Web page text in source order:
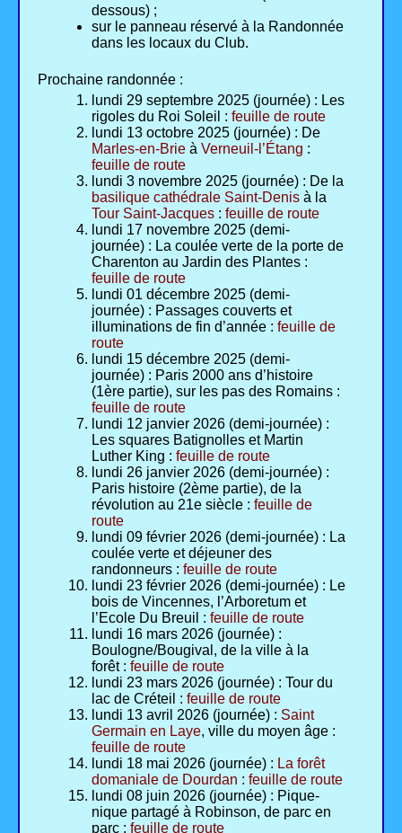
dessous) ;
sur le panneau réservé à la Randonnée
dans les locaux du Club.
Prochaine randonnée :
lundi 29 septembre 2025 (journée) : Les
rigoles du Roi Soleil : feuille de route
lundi 13 octobre 2025 (journée) : De
Marles-en-Brie à Verneuil-l’Étang :
feuille de route
lundi 3 novembre 2025 (journée) : De la
basilique cathédrale Saint-Denis à la
Tour Saint-Jacques : feuille de route
lundi 17 novembre 2025 (demi-
journée) : La coulée verte de la porte de
Charenton au Jardin des Plantes :
feuille de route
lundi 01 décembre 2025 (demi-
journée) : Passages couverts et
illuminations de fin d’année : feuille de
route
lundi 15 décembre 2025 (demi-
journée) : Paris 2000 ans d’histoire
(1ère partie), sur les pas des Romains :
feuille de route
lundi 12 janvier 2026 (demi-journée) :
Les squares Batignolles et Martin
Luther King : feuille de route
lundi 26 janvier 2026 (demi-journée) :
Paris histoire (2ème partie), de la
révolution au 21e siècle : feuille de
route
lundi 09 février 2026 (demi-journée) : La
coulée verte et déjeuner des
randonneurs : feuille de route
lundi 23 février 2026 (demi-journée) : Le
bois de Vincennes, l’Arboretum et
l’Ecole Du Breuil : feuille de route
lundi 16 mars 2026 (journée) :
Boulogne/Bougival, de la ville à la
forêt : feuille de route
lundi 23 mars 2026 (journée) : Tour du
lac de Créteil : feuille de route
lundi 13 avril 2026 (journée) : Saint
Germain en Laye, ville du moyen âge :
feuille de route
lundi 18 mai 2026 (journée) : La forêt
domaniale de Dourdan : feuille de route
lundi 08 juin 2026 (journée) : Pique-
nique partagé à Robinson, de parc en
parc : feuille de route